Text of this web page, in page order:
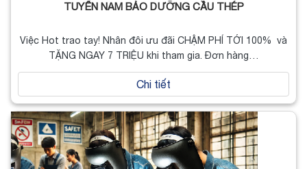
TUYỂN NAM BẢO DƯỠNG CẦU THÉP
Việc Hot trao tay! Nhân đôi ưu đãi CHẬM PHÍ TỚI 100% và
TẶNG NGAY 7 TRIỆU khi tham gia. Đơn hàng…
Chi tiết